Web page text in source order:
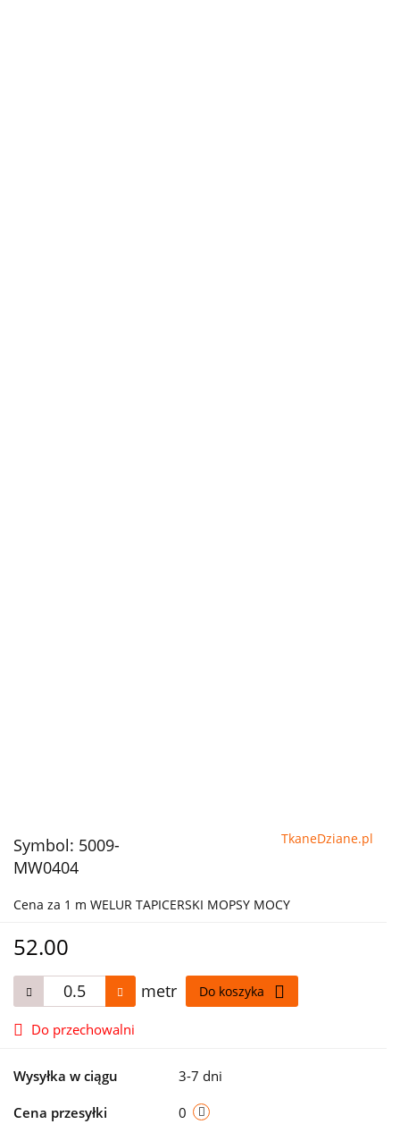
Symbol: 5009-
MW0404
TkaneDziane.pl
Cena za 1 m WELUR TAPICERSKI MOPSY MOCY
52.00
metr Do koszyka
Do przechowalni
Wysyłka w ciągu 3-7 dni
Cena przesyłki 0